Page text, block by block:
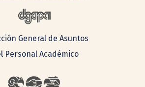
General de Asuntos
Personal Académico